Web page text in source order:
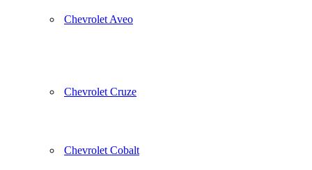
Chevrolet Aveo
Chevrolet Cruze
Chevrolet Cobalt